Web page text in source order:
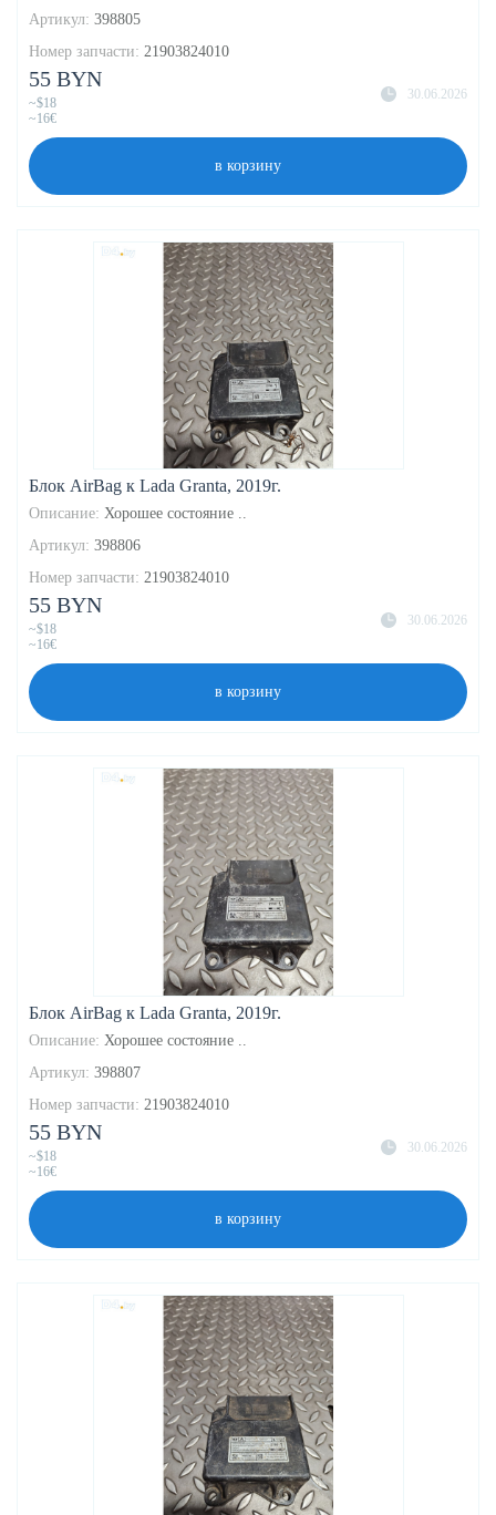
Артикул: 398805
Номер запчасти: 21903824010
30.06.2026
55 BYN
~$18
~16€
в корзину
Блок AirBag к Lada Granta, 2019г.
Описание: Хорошее состояние ..
Артикул: 398806
Номер запчасти: 21903824010
30.06.2026
55 BYN
~$18
~16€
в корзину
Блок AirBag к Lada Granta, 2019г.
Описание: Хорошее состояние ..
Артикул: 398807
Номер запчасти: 21903824010
30.06.2026
55 BYN
~$18
~16€
в корзину